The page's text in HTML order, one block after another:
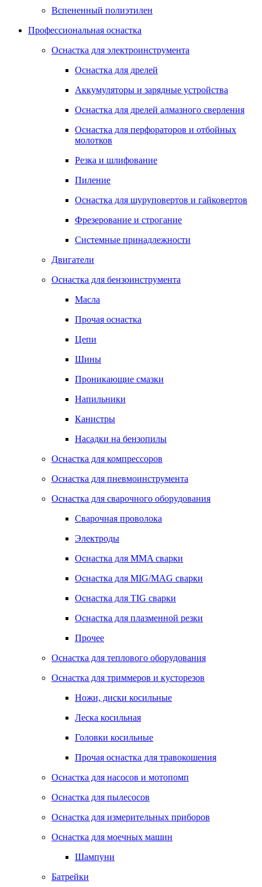
Вспененный полиэтилен
Профессиональная оснастка
Оснастка для электроинструмента
Оснастка для дрелей
Аккумуляторы и зарядные устройства
Оснастка для дрелей алмазного сверления
Оснастка для перфораторов и отбойных
молотков
Резка и шлифование
Пиление
Оснастка для шуруповертов и гайковертов
Фрезерование и строгание
Системные принадлежности
Двигатели
Оснастка для бензоинструмента
Масла
Прочая оснастка
Цепи
Шины
Проникающие смазки
Напильники
Канистры
Насадки на бензопилы
Оснастка для компрессоров
Оснастка для пневмоинструмента
Оснастка для сварочного оборудования
Сварочная проволока
Электроды
Оснастка для MMA сварки
Оснастка для MIG/MAG сварки
Оснастка для TIG сварки
Оснастка для плазменной резки
Прочее
Оснастка для теплового оборудования
Оснастка для триммеров и кусторезов
Ножи, диски косильные
Леска косильная
Головки косильные
Прочая оснастка для травокошения
Оснастка для насосов и мотопомп
Оснастка для пылесосов
Оснастка для измерительных приборов
Оснастка для моечных машин
Шампуни
Батрейки